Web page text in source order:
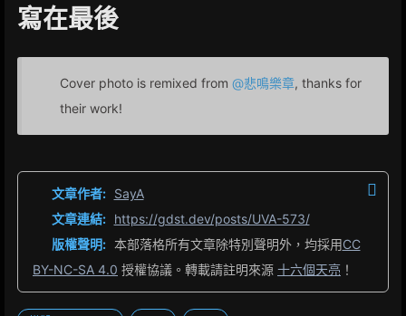
寫在最後
Cover photo is remixed from @悲鳴樂章, thanks for
their work!
文章作者: SayA
文章連結: https://gdst.dev/posts/UVA-573/
版權聲明: 本部落格所有文章除特別聲明外，均採用CC
BY-NC-SA 4.0 授權協議。轉載請註明來源 十六個天亮 ！